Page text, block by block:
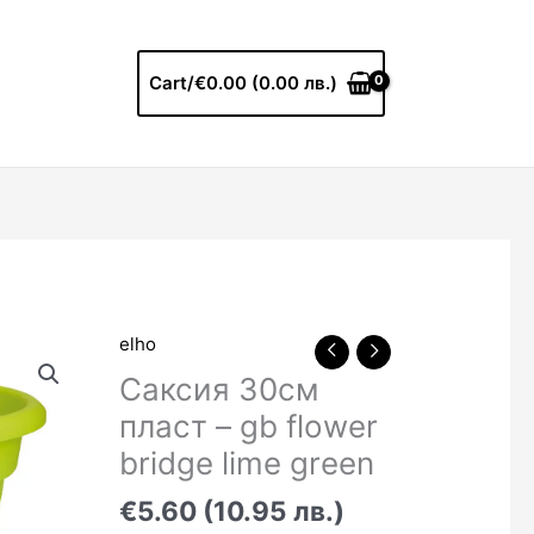
Cart/€0.00 (0.00 лв.)
elho
Саксия 30см
пласт – gb flower
bridge lime green
€5.60 (10.95 лв.)